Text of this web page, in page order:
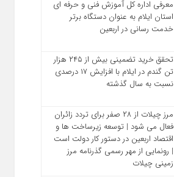
معرفی اداره کل آموزش فنی و حرفه‌ ای
استان ایلام به‌ عنوان دستگاه برتر
خدمت‌ رسانی در اربعین
تحقق خرید تضمینی بیش از ۲۴۵ هزار
تن گندم در ایلام با افزایش ۱۷ درصدی
نسبت به سال گذشته
مرز چیلات از ۲۸ صفر برای تردد زائران
فعال می‌ شود | توسعه زیرساخت‌ ها و
اقتصاد اربعین در دستور کار دولت است
| رونمایی از مهر رسمی گذرنامه مرز
زمینی چیلات